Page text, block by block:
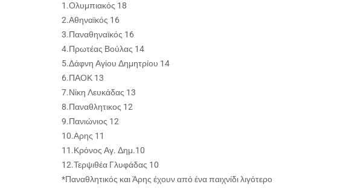
1.Ολυμπιακός 18
2.Αθηναϊκός 16
3.Παναθηναϊκός 16
4.Πρωτέας Βούλας 14
5.Δάφνη Αγίου Δημητρίου 14
6.ΠΑΟΚ 13
7.Νίκη Λευκάδας 13
8.Παναθλητικος 12
9.Πανιώνιος 12
10.Αρης 11
11.Κρόνος Αγ. Δημ.10
12.Τερψιθέα Γλυφάδας 10
*Παναθλητικός και Άρης έχουν από ένα παιχνίδι λιγότερο